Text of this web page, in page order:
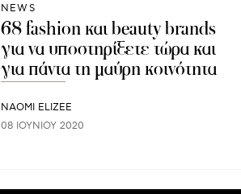
NEWS
68 fashion και beauty brands
για να υποστηρίξετε τώρα και
για πάντα τη μαύρη κοινότητα
NAOMI ELIZEE
08 ΙΟΥΝΊΟΥ 2020